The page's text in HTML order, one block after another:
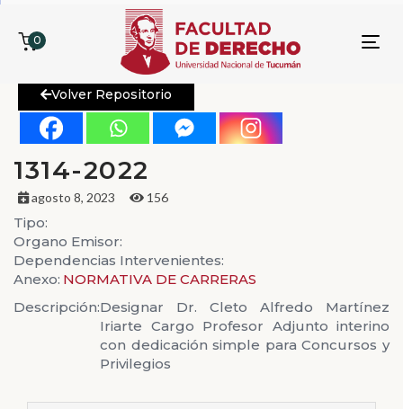
0
Volver Repositorio
1314-2022
agosto 8, 2023 156
Tipo:
Organo Emisor:
Dependencias Intervenientes:
Anexo: NORMATIVA DE CARRERAS
Descripción:Designar Dr. Cleto Alfredo Martínez
Iriarte Cargo Profesor Adjunto interino
con dedicación simple para Concursos y
Privilegios